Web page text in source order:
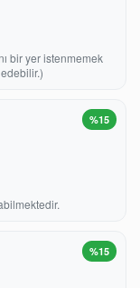
bir yer istenmemek
%15
%15